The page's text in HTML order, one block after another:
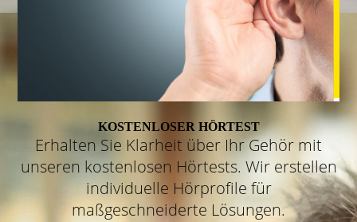
KOSTENLOSER HÖRTEST
Erhalten Sie Klarheit über Ihr Gehör mit
unseren kostenlosen Hörtests. Wir erstellen
individuelle Hörprofile für
maßgeschneiderte Lösungen.